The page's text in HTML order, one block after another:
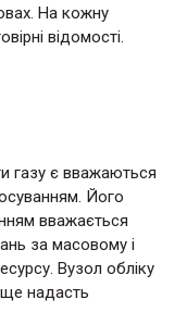
На кожну
відомості.
газу є вважаються
Його
вважається
за масовому і
Вузол обліку
надасть